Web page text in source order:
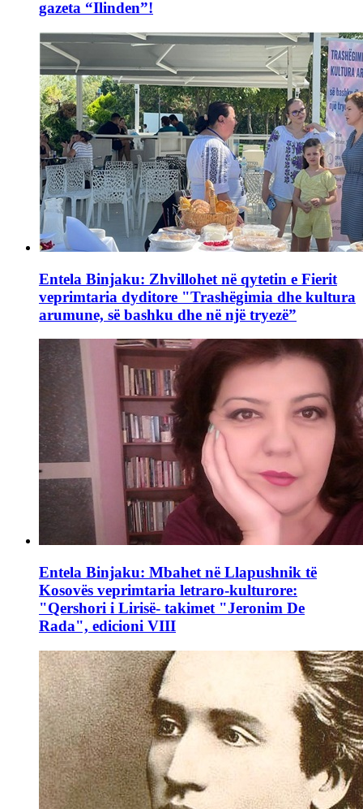
gazeta “Ilinden”!
Entela Binjaku: Zhvillohet në qytetin e Fierit
veprimtaria dyditore "Trashëgimia dhe kultura
arumune, së bashku dhe në një tryezë”
Entela Binjaku: Mbahet në Llapushnik të
Kosovës veprimtaria letraro-kulturore:
"Qershori i Lirisë- takimet "Jeronim De
Rada", edicioni VIII